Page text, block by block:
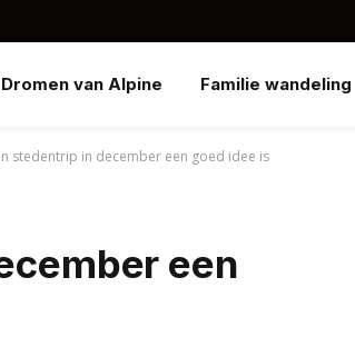
Dromen van Alpine Familie wandeling
stedentrip in december een goed idee is
een